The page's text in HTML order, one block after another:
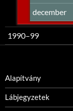
december
1990–99
Alapítvány
Lábjegyzetek